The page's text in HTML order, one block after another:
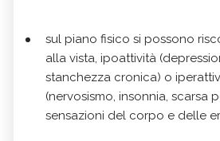
sul piano fisico si possono
alla vista, ipoattività
stanchezza cronica) o
(nervosismo, insonnia, scarsa
sensazioni del corpo e delle